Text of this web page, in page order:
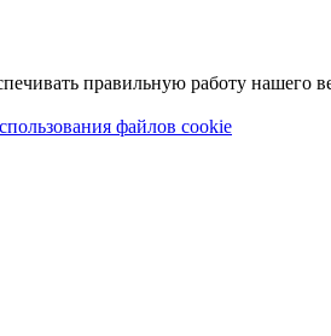
правильную работу нашего
файлов cookie